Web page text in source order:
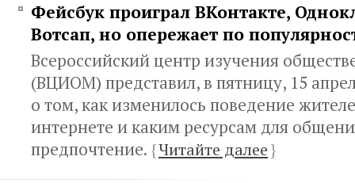
Фейсбук проиграл ВКонтакте,
Вотсап, но опережает по
Всероссийский центр изучения
(ВЦИОМ) представил, в пятницу, 15
о том, как изменилось поведение
интернете и каким ресурсам для
предпочтение. {Читайте далее}